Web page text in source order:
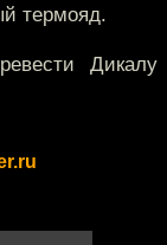
термояд.
Дикалу